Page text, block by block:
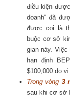
điều kiện
doanh" đã
được coi là
buộc cơ sở
gian này.
hạn định
$100,000 do
Trong vòng 3
sau khi cơ sở